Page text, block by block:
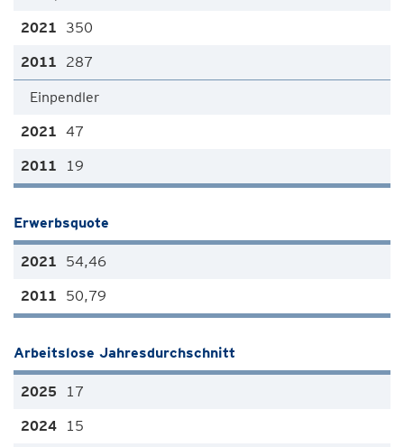
350
287
Einpendler
47
19
Erwerbsquote
54,46
50,79
Arbeitslose Jahresdurchschnitt
17
15